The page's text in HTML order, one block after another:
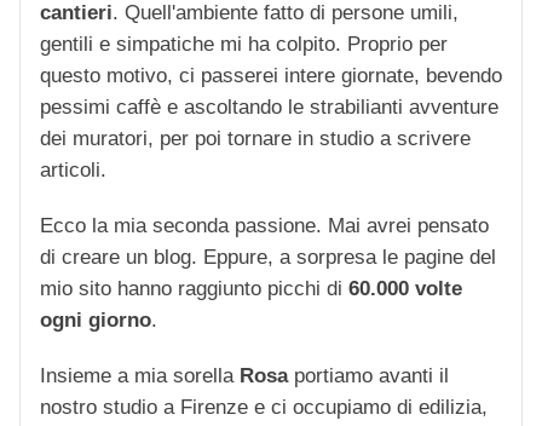
cantieri. Quell'ambiente fatto di persone umili,
gentili e simpatiche mi ha colpito. Proprio per
questo motivo, ci passerei intere giornate, bevendo
pessimi caffè e ascoltando le strabilianti avventure
dei muratori, per poi tornare in studio a scrivere
articoli.
Ecco la mia seconda passione. Mai avrei pensato
di creare un blog. Eppure, a sorpresa le pagine del
mio sito hanno raggiunto picchi di 60.000 volte
ogni giorno.
Insieme a mia sorella Rosaportiamo avanti il
nostro studio a Firenze e ci occupiamo di edilizia,